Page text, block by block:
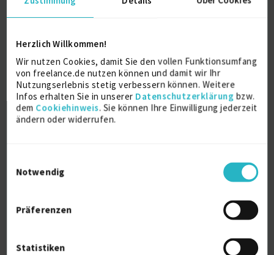
Herzlich Willkommen!
Wir nutzen Cookies, damit Sie den vollen Funktionsumfang
von freelance.de nutzen können und damit wir Ihr
Nutzungserlebnis stetig verbessern können. Weitere
Infos erhalten Sie in unserer Datenschutzerklärung bzw.
dem Cookiehinweis. Sie können Ihre Einwilligung jederzeit
ändern oder widerrufen.
Notwendig
Präferenzen
Statistiken
zertifizierter Business-Coach, Trainer und
Berater
Training - Coaching-Kompetenzen
27 J.
Führungstraining
23 J.
auf Anfrage